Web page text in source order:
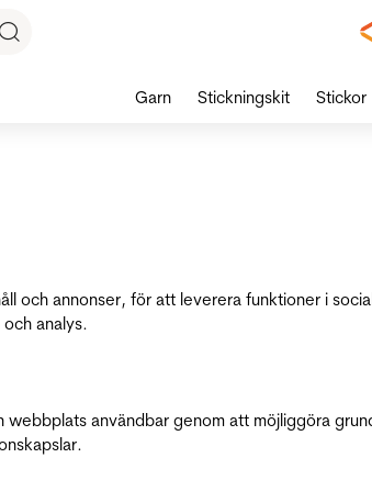
och annonser, för att leverera funktioner i
analys.
användbar genom att möjliggöra
Garn Stickningskit Stickor